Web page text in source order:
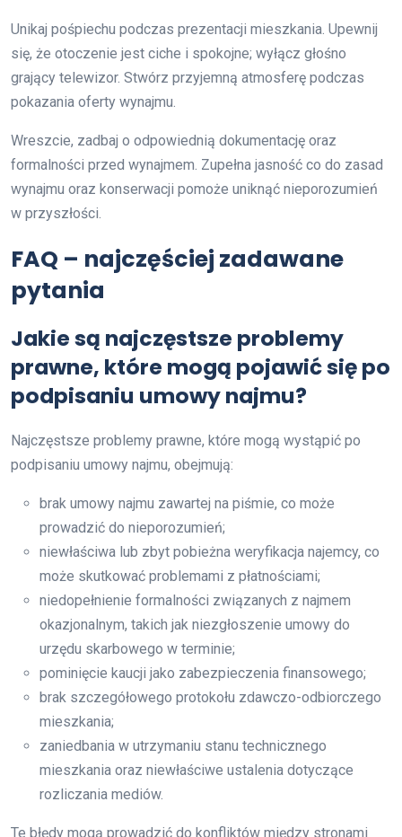
Unikaj pośpiechu podczas prezentacji mieszkania. Upewnij
się, że otoczenie jest ciche i spokojne; wyłącz głośno
grający telewizor. Stwórz przyjemną atmosferę podczas
pokazania oferty wynajmu.
Wreszcie, zadbaj o odpowiednią dokumentację oraz
formalności przed wynajmem. Zupełna jasność co do zasad
wynajmu oraz konserwacji pomoże uniknąć nieporozumień
w przyszłości.
FAQ – najczęściej zadawane
pytania
Jakie są najczęstsze problemy
prawne, które mogą pojawić się po
podpisaniu umowy najmu?
Najczęstsze problemy prawne, które mogą wystąpić po
podpisaniu umowy najmu, obejmują:
brak umowy najmu zawartej na piśmie, co może
prowadzić do nieporozumień;
niewłaściwa lub zbyt pobieżna weryfikacja najemcy, co
może skutkować problemami z płatnościami;
niedopełnienie formalności związanych z najmem
okazjonalnym, takich jak niezgłoszenie umowy do
urzędu skarbowego w terminie;
pominięcie kaucji jako zabezpieczenia finansowego;
brak szczegółowego protokołu zdawczo-odbiorczego
mieszkania;
zaniedbania w utrzymaniu stanu technicznego
mieszkania oraz niewłaściwe ustalenia dotyczące
rozliczania mediów.
Te błędy mogą prowadzić do konfliktów między stronami